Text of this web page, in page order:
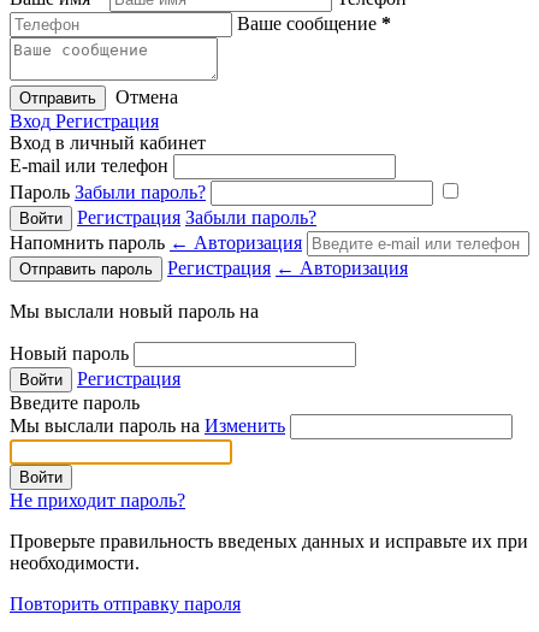
Ваше сообщение *
Отправить
Отмена
Вход Регистрация
Вход в личный кабинет
E-mail или телефон
Пароль Забыли пароль?
Регистрация Забыли пароль?
Напомнить пароль ← Авторизация
Регистрация ← Авторизация
Мы выслали новый пароль на
Новый пароль
Регистрация
Введите пароль
Мы выслали пароль на Изменить
Не приходит пароль?
Проверьте правильность введеных данных и исправьте их при
необходимости.
Повторить отправку пароля